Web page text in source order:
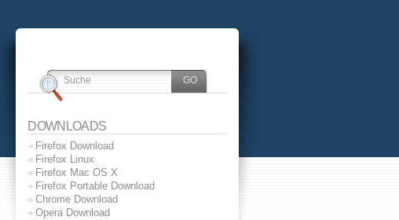
DOWNLOADS
Firefox Download
Firefox Linux
Firefox Mac OS X
Firefox Portable Download
Chrome Download
Opera Download